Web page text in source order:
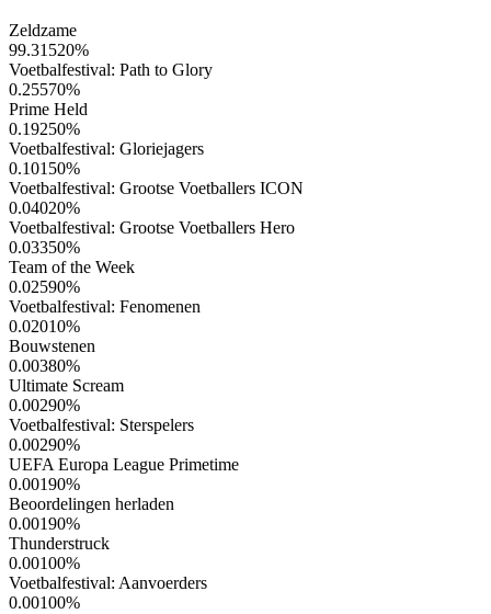
Zeldzame
99.31520%
Voetbalfestival: Path to Glory
0.25570%
Prime Held
0.19250%
Voetbalfestival: Gloriejagers
0.10150%
Voetbalfestival: Grootse Voetballers ICON
0.04020%
Voetbalfestival: Grootse Voetballers Hero
0.03350%
Team of the Week
0.02590%
Voetbalfestival: Fenomenen
0.02010%
Bouwstenen
0.00380%
Ultimate Scream
0.00290%
Voetbalfestival: Sterspelers
0.00290%
UEFA Europa League Primetime
0.00190%
Beoordelingen herladen
0.00190%
Thunderstruck
0.00100%
Voetbalfestival: Aanvoerders
0.00100%